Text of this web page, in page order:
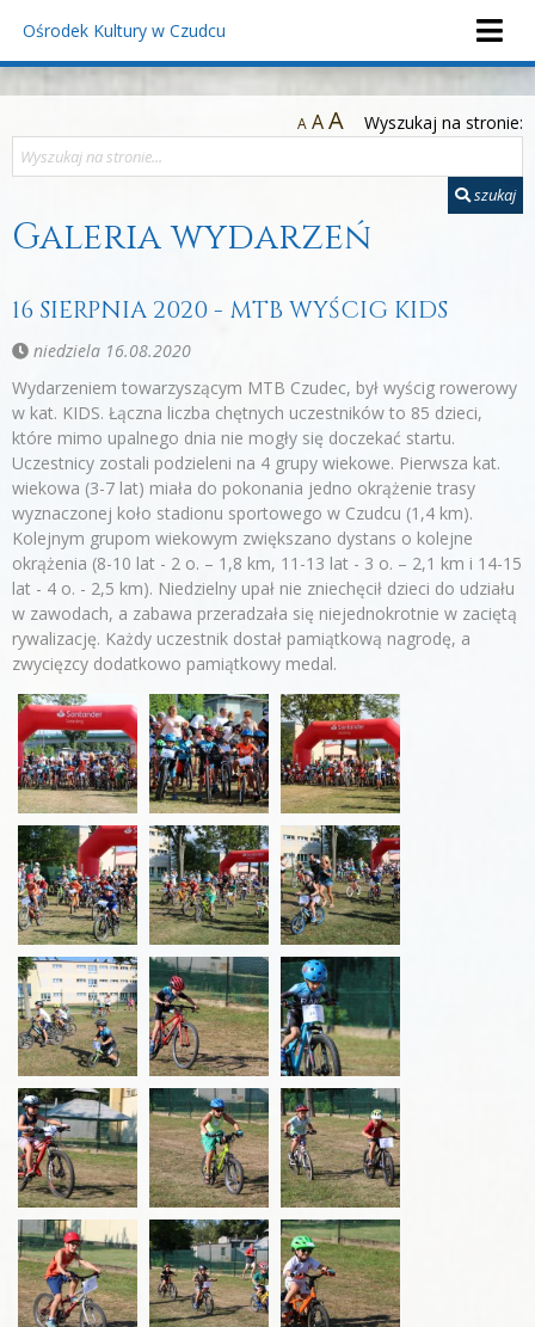
Ośrodek Kultury w Czudcu
A AA Wyszukaj na stronie:
szukaj
Galeria wydarzeń
16 SIERPNIA 2020 - MTB WYŚCIG KIDS
niedziela 16.08.2020
Wydarzeniem towarzyszącym MTB Czudec, był wyścig rowerowy
w kat. KIDS. Łączna liczba chętnych uczestników to 85 dzieci,
które mimo upalnego dnia nie mogły się doczekać startu.
Uczestnicy zostali podzieleni na 4 grupy wiekowe. Pierwsza kat.
wiekowa (3-7 lat) miała do pokonania jedno okrążenie trasy
wyznaczonej koło stadionu sportowego w Czudcu (1,4 km).
Kolejnym grupom wiekowym zwiększano dystans o kolejne
okrążenia (8-10 lat - 2 o. – 1,8 km, 11-13 lat - 3 o. – 2,1 km i 14-15
lat - 4 o. - 2,5 km). Niedzielny upał nie zniechęcił dzieci do udziału
w zawodach, a zabawa przeradzała się niejednokrotnie w zaciętą
rywalizację. Każdy uczestnik dostał pamiątkową nagrodę, a
zwycięzcy dodatkowo pamiątkowy medal.